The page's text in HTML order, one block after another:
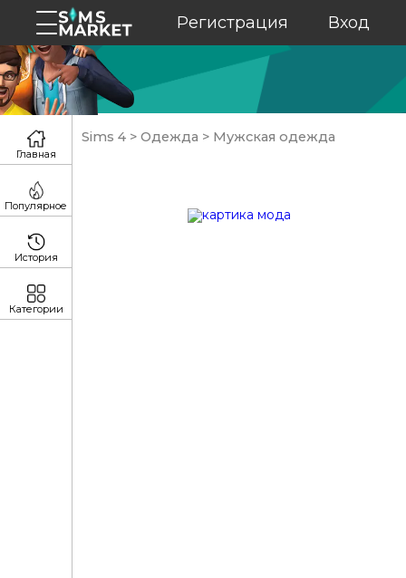
Регистрация Вход
Sims 4 > Одежда > Мужская одежда
Главная
Популярное
История
Категории